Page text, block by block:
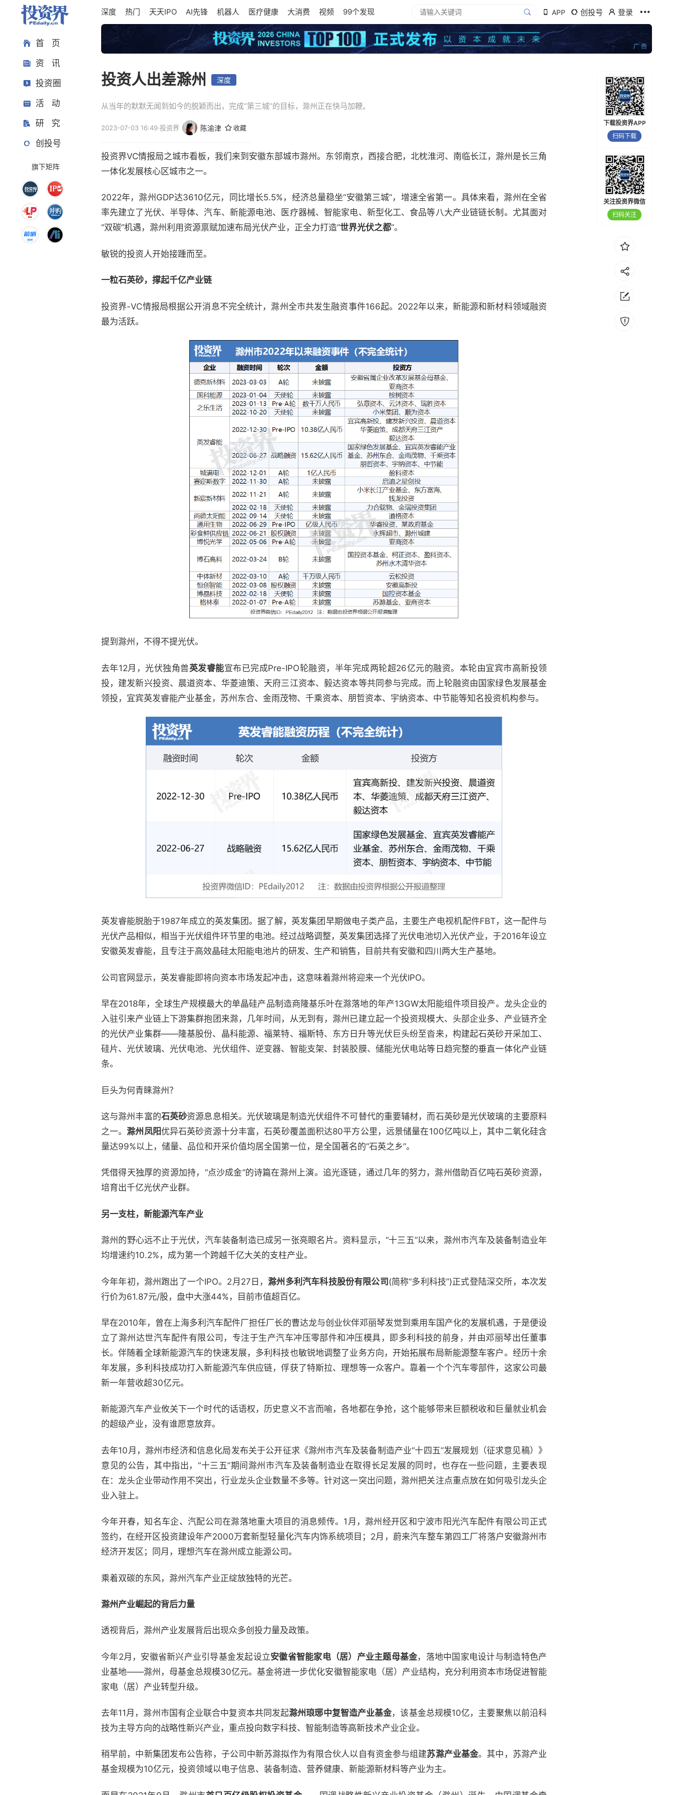
首 页
资 讯
投资圈
活 动
研 究
创投号
旗下矩阵
深度 热门 天天IPO AI先锋 机器人 医疗健康 大消费 视频 99个发现 APP 创投号 登录
投资人出差滁州 深度
从当年的默默无闻到如今的脱颖而出，完成“第三城”的目标，滁州正在快马加鞭。
2023-07-03 16:49·投资界 陈渝津 收藏
投资界VC情报局之城市看板，我们来到安徽东部城市滁州。东邻南京，西接合肥，北枕淮河、南临长江，滁州是长三角
一体化发展核心区城市之一。
2022年，滁州GDP达3610亿元，同比增长5.5%，经济总量稳坐“安徽第三城”，增速全省第一。具体来看，滁州在全省
率先建立了光伏、半导体、汽车、新能源电池、医疗器械、智能家电、新型化工、食品等八大产业链链长制。尤其面对
“双碳”机遇，滁州利用资源禀赋加速布局光伏产业，正全力打造“世界光伏之都”。
敏锐的投资人开始接踵而至。
一粒石英砂，撑起千亿产业链
投资界-VC情报局根据公开消息不完全统计，滁州全市共发生融资事件166起。2022年以来，新能源和新材料领域融资
最为活跃。
提到滁州，不得不提光伏。
去年12月，光伏独角兽英发睿能宣布已完成Pre-IPO轮融资，半年完成两轮超26亿元的融资。本轮由宜宾市高新投领
投，建发新兴投资、晨道资本、华菱迪策、天府三江资本、毅达资本等共同参与完成。而上轮融资由国家绿色发展基金
领投，宜宾英发睿能产业基金，苏州东合、金雨茂物、千乘资本、朋哲资本、宇纳资本、中节能等知名投资机构参与。
英发睿能脱胎于1987年成立的英发集团。据了解，英发集团早期做电子类产品，主要生产电视机配件FBT，这一配件与
光伏产品相似，相当于光伏组件环节里的电池。经过战略调整，英发集团选择了光伏电池切入光伏产业，于2016年设立
安徽英发睿能，且专注于高效晶硅太阳能电池片的研发、生产和销售，目前共有安徽和四川两大生产基地。
公司官网显示，英发睿能即将向资本市场发起冲击，这意味着滁州将迎来一个光伏IPO。
早在2018年，全球生产规模最大的单晶硅产品制造商隆基乐叶在滁落地的年产13GW太阳能组件项目投产。龙头企业的
入驻引来产业链上下游集群抱团来滁，几年时间，从无到有，滁州已建立起一个投资规模大、头部企业多、产业链齐全
的光伏产业集群——隆基股份、晶科能源、福莱特、福斯特、东方日升等光伏巨头纷至沓来，构建起石英砂开采加工、
硅片、光伏玻璃、光伏电池、光伏组件、逆变器、智能支架、封装胶膜、储能光伏电站等日趋完整的垂直一体化产业链
条。
巨头为何青睐滁州？
这与滁州丰富的石英砂资源息息相关。光伏玻璃是制造光伏组件不可替代的重要辅材，而石英砂是光伏玻璃的主要原料
之一。滁州凤阳优异石英砂资源十分丰富，石英砂覆盖面积达80平方公里，远景储量在100亿吨以上，其中二氧化硅含
量达99%以上，储量、品位和开采价值均居全国第一位，是全国著名的“石英之乡”。
凭借得天独厚的资源加持，“点沙成金”的诗篇在滁州上演。追光逐链，通过几年的努力，滁州借助百亿吨石英砂资源，
培育出千亿光伏产业群。
另一支柱，新能源汽车产业
滁州的野心远不止于光伏，汽车装备制造已成另一张亮眼名片。资料显示，“十三五”以来，滁州市汽车及装备制造业年
均增速约10.2%，成为第一个跨越千亿大关的支柱产业。
今年年初，滁州跑出了一个IPO。2月27日，滁州多利汽车科技股份有限公司 (简称“多利科技”)正式登陆深交所，本次发
行价为61.87元/股，盘中大涨44%，目前市值超百亿。
早在2010年，曾在上海多利汽车配件厂担任厂长的曹达龙与创业伙伴邓丽琴发觉到乘用车国产化的发展机遇，于是便设
立了滁州达世汽车配件有限公司，专注于生产汽车冲压零部件和冲压模具，即多利科技的前身，并由邓丽琴出任董事
长。伴随着全球新能源汽车的快速发展，多利科技也敏锐地调整了业务方向，开始拓展布局新能源整车客户。经历十余
年发展，多利科技成功打入新能源汽车供应链，俘获了特斯拉、理想等一众客户。靠着一个个汽车零部件，这家公司最
新一年营收超30亿元。
新能源汽车产业攸关下一个时代的话语权，历史意义不言而喻，各地都在争抢，这个能够带来巨额税收和巨量就业机会
的超级产业，没有谁愿意放弃。
去年10月，滁州市经济和信息化局发布关于公开征求《滁州市汽车及装备制造产业“十四五”发展规划（征求意见稿）》
意见的公告，其中指出，“十三五”期间滁州市汽车及装备制造业在取得长足发展的同时，也存在一些问题，主要表现
在：龙头企业带动作用不突出，行业龙头企业数量不多等。针对这一突出问题，滁州把关注点重点放在如何吸引龙头企
业入驻上。
今年开春，知名车企、汽配公司在滁落地重大项目的消息频传。1月，滁州经开区和宁波市阳光汽车配件有限公司正式
签约，在经开区投资建设年产2000万套新型轻量化汽车内饰系统项目；2月，蔚来汽车整车第四工厂将落户安徽滁州市
经济开发区；同月，理想汽车在滁州成立能源公司。
乘着双碳的东风，滁州汽车产业正绽放独特的光芒。
滁州产业崛起的背后力量
透视背后，滁州产业发展背后出现众多创投力量及政策。
今年2月，安徽省新兴产业引导基金发起设立安徽省智能家电（居）产业主题母基金，落地中国家电设计与制造特色产
业基地——滁州，母基金总规模30亿元。基金将进一步优化安徽智能家电（居）产业结构，充分利用资本市场促进智能
家电（居）产业转型升级。
去年11月，滁州市国有企业联合中复资本共同发起滁州琅琊中复智造产业基金，该基金总规模10亿，主要聚焦以前沿科
技为主导方向的战略性新兴产业，重点投向数字科技、智能制造等高新技术产业企业。
稍早前，中新集团发布公告称，子公司中新苏滁拟作为有限合伙人以自有资金参与组建苏滁产业基金。其中，苏滁产业
基金规模为10亿元，投资领域以电子信息、装备制造、营养健康、新能源新材料等产业为主。
下载投资界APP
扫码下载
关注投资界微信
扫码关注